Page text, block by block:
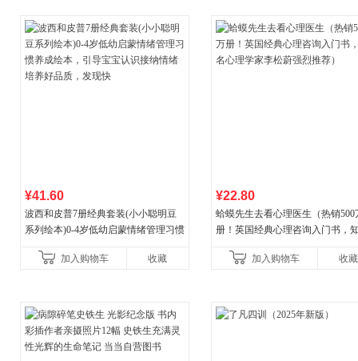
¥41.60
波西和皮普7册经典套装(小小聪明豆
系列绘本)0-4岁低幼启蒙情绪管理习惯
养好品质，发现快
加入购物车 收藏
¥22.80
蛤蟆先生去看心理医生（热销500
册！英国经典心理咨询入门书，
加入购物车
收藏